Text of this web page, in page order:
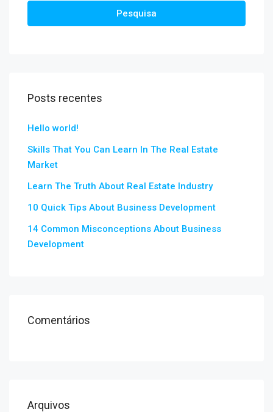
Pesquisa
Posts recentes
Hello world!
Skills That You Can Learn In The Real Estate
Market
Learn The Truth About Real Estate Industry
10 Quick Tips About Business Development
14 Common Misconceptions About Business
Development
Comentários
Arquivos